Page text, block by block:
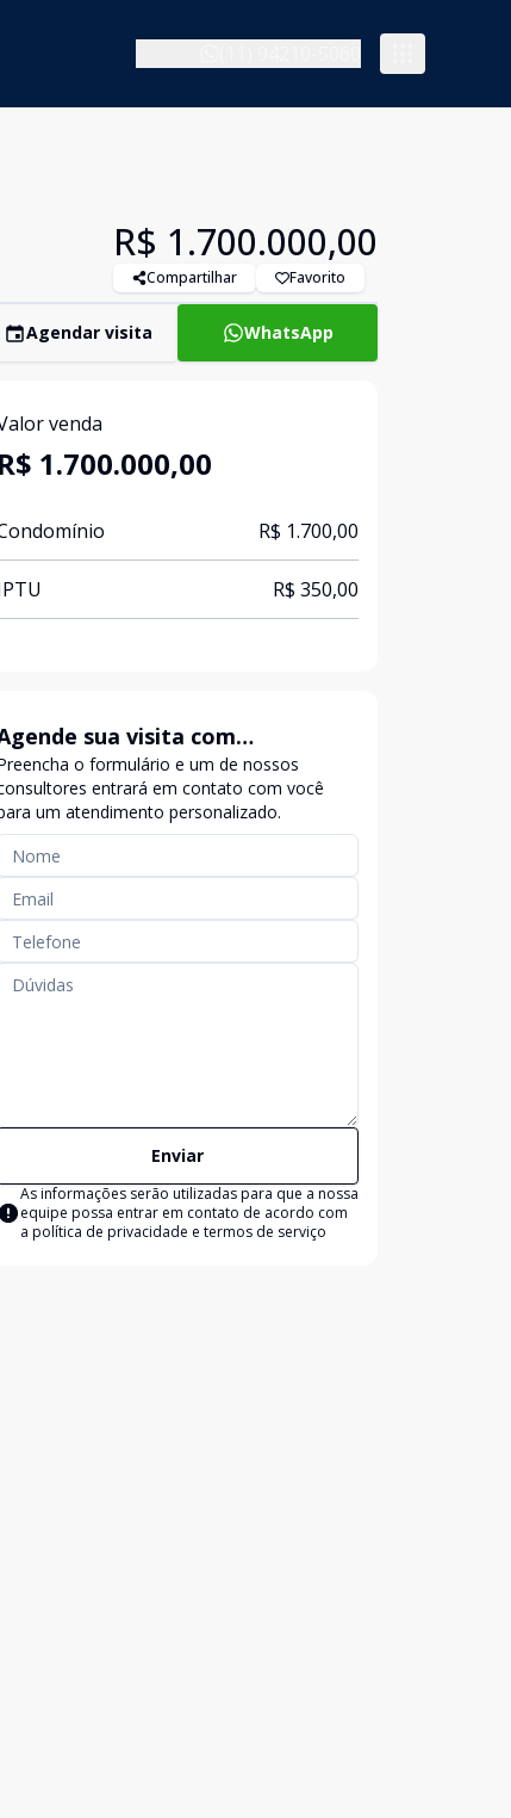
R$ 1.700.000,00
Compartilhar Favorito
Agendar visita WhatsApp
venda
R$ 1.700.000,00
R$ 1.700,00
R$ 350,00
sua visita com
o formulário e um de nossos
entrará em contato com você
um atendimento personalizado.
Enviar
As informações serão utilizadas para que a nossa
equipe possa entrar em contato de acordo com
a política de privacidade e termos de serviço